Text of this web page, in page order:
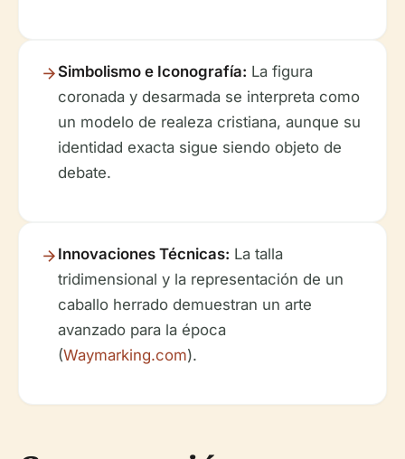
Simbolismo e Iconografía: La figura
coronada y desarmada se interpreta como
un modelo de realeza cristiana, aunque su
identidad exacta sigue siendo objeto de
debate.
Innovaciones Técnicas: La talla
tridimensional y la representación de un
caballo herrado demuestran un arte
avanzado para la época
(Waymarking.com).